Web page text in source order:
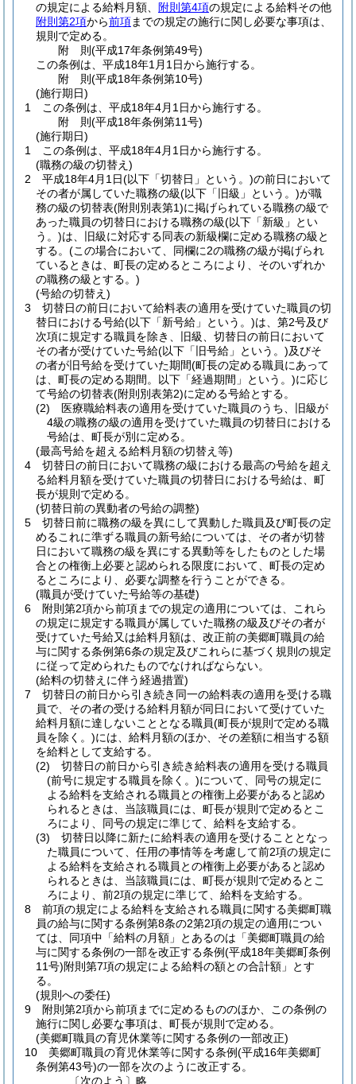
の規定による給料月額、
附則第4項の規定による給料その他
附則第2項から前項までの規定の施行に関し必要な事項は、
規則で定める。
附 則(平成17年条例第49号)
この条例は、平成18年1月1日から施行する。
附 則(平成18年条例第10号)
(施行期日)
1
この条例は、平成18年4月1日から施行する。
附 則(平成18年条例第11号)
(施行期日)
1
この条例は、平成18年4月1日から施行する。
(職務の級の切替え)
2
平成18年4月1日(以下「切替日」という。)の前日において
その者が属していた職務の級(以下「旧級」という。)が職
務の級の切替表(附則別表第1)に掲げられている職務の級で
あった職員の切替日における職務の級(以下「新級」とい
う。)は、旧級に対応する同表の新級欄に定める職務の級と
する。 (この場合において、同欄に2の職務の級が掲げられ
ているときは、町長の定めるところにより、そのいずれか
の職務の級とする。)
(号給の切替え)
3
切替日の前日において給料表の適用を受けていた職員の切
替日における号給(以下「新号給」という。)は、第2号及び
次項に規定する職員を除き、旧級、切替日の前日において
その者が受けていた号給(以下「旧号給」という。)及びそ
の者が旧号給を受けていた期間(町長の定める職員にあって
は、町長の定める期間。以下「経過期間」という。)に応じ
て号給の切替表(附則別表第2)に定める号給とする。
(2)
医療職給料表の適用を受けていた職員のうち、旧級が
4級の職務の級の適用を受けていた職員の切替日における
号給は、町長が別に定める。
(最高号給を超える給料月額の切替え等)
4
切替日の前日において職務の級における最高の号給を超え
る給料月額を受けていた職員の切替日における号給は、町
長が規則で定める。
(切替日前の異動者の号給の調整)
5
切替日前に職務の級を異にして異動した職員及び町長の定
めるこれに準ずる職員の新号給については、その者が切替
日において職務の級を異にする異動等をしたものとした場
合との権衡上必要と認められる限度において、町長の定め
るところにより、必要な調整を行うことができる。
(職員が受けていた号給等の基礎)
6
附則第2項から前項までの規定の適用については、これら
の規定に規定する職員が属していた職務の級及びその者が
受けていた号給又は給料月額は、改正前の美郷町職員の給
与に関する条例第6条の規定及びこれらに基づく規則の規定
に従って定められたものでなければならない。
(給料の切替えに伴う経過措置)
7
切替日の前日から引き続き同一の給料表の適用を受ける職
員で、その者の受ける給料月額が同日において受けていた
給料月額に達しないこととなる職員(町長が規則で定める職
員を除く。)には、給料月額のほか、その差額に相当する額
を給料として支給する。
(2)
切替日の前日から引き続き給料表の適用を受ける職員
(前号に規定する職員を除く。)について、同号の規定に
よる給料を支給される職員との権衡上必要があると認め
られるときは、当該職員には、町長が規則で定めるとこ
ろにより、同号の規定に準じて、給料を支給する。
(3)
切替日以降に新たに給料表の適用を受けることとなっ
た職員について、任用の事情等を考慮して前2項の規定に
よる給料を支給される職員との権衡上必要があると認め
られるときは、当該職員には、町長が規則で定めるとこ
ろにより、前2項の規定に準じて、給料を支給する。
8
前項の規定による給料を支給される職員に関する美郷町職
員の給与に関する条例第8条の2第2項の規定の適用につい
ては、同項中「給料の月額」とあるのは「美郷町職員の給
与に関する条例の一部を改正する条例(平成18年美郷町条例
11号)附則第7項の規定による給料の額との合計額」とす
る。
(規則への委任)
9
附則第2項から前項までに定めるもののほか、この条例の
施行に関し必要な事項は、町長が規則で定める。
(美郷町職員の育児休業等に関する条例の一部改正)
10
美郷町職員の育児休業等に関する条例(平成16年美郷町
条例第43号)の一部を次のように改正する。
〔次のよう〕略